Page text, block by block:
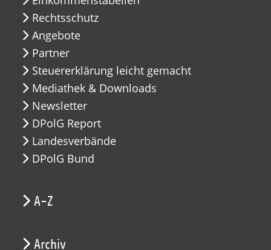
Rechtsschutz
Angebote
Partner
Steuererklärung leicht gemacht
Mediathek & Downloads
Newsletter
DPolG Report
Landesverbände
DPolG Bund
A-Z
Archiv